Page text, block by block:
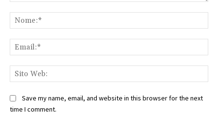
Save my name, email, and website in this browser for the next
time I comment.